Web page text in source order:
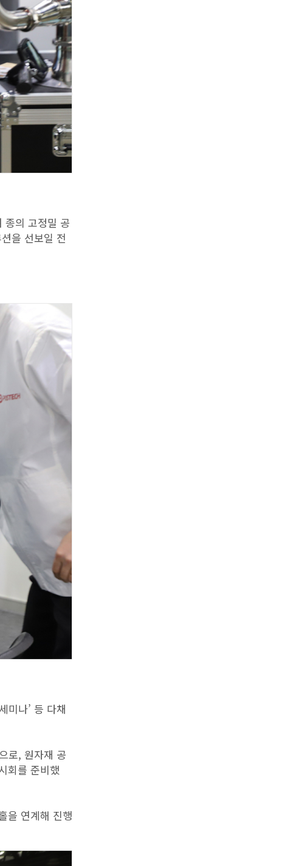
종의 고정밀 공
을 선보일 전
미나’ 등 다채
로, 원자재 공
회를 준비했
을 연계해 진행